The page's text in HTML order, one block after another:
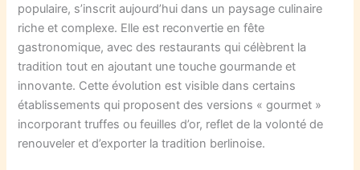
populaire, s’inscrit aujourd’hui dans un paysage culinaire
riche et complexe. Elle est reconvertie en fête
gastronomique, avec des restaurants qui célèbrent la
tradition tout en ajoutant une touche gourmande et
innovante. Cette évolution est visible dans certains
établissements qui proposent des versions « gourmet »
incorporant truffes ou feuilles d’or, reflet de la volonté de
renouveler et d’exporter la tradition berlinoise.